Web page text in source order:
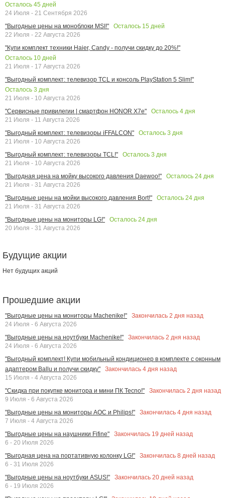
Осталось 45 дней
24 Июля - 21 Сентября 2026
"Выгодные цены на моноблоки MSI!"
Осталось 15 дней
22 Июля - 22 Августа 2026
"Купи комплект техники Haier, Candy - получи скидку до 20%!"
Осталось 10 дней
21 Июля - 17 Августа 2026
"Выгодный комплект: телевизор TCL и консоль PlayStation 5 Slim!"
Осталось 3 дня
21 Июля - 10 Августа 2026
"Сервисные привилегии | смартфон HONOR X7e"
Осталось 4 дня
21 Июля - 11 Августа 2026
"Выгодный комплект: телевизоры iFFALCON"
Осталось 3 дня
21 Июля - 10 Августа 2026
"Выгодный комплект: телевизоры TCL!"
Осталось 3 дня
21 Июля - 10 Августа 2026
"Выгодная цена на мойку высокого давления Daewoo!"
Осталось 24 дня
21 Июля - 31 Августа 2026
"Выгодные цены на мойки высокого давления Bort!"
Осталось 24 дня
21 Июля - 31 Августа 2026
"Выгодные цены на мониторы LG!"
Осталось 24 дня
20 Июля - 31 Августа 2026
Будущие акции
Нет будущих акций
Прошедшие акции
"Выгодные цены на мониторы Machenike!" Закончилась 2 дня назад
24 Июля - 6 Августа 2026
"Выгодные цены на ноутбуки Machenike!"
Закончилась 2 дня назад
24 Июля - 6 Августа 2026
"Выгодный комплект! Купи мобильный кондиционер в комплекте с оконным
адаптером Ballu и получи скидку"
Закончилась 4 дня назад
15 Июля - 4 Августа 2026
"Скидка при покупке монитора и мини ПК Tecno!"
Закончилась 2 дня назад
9 Июля - 6 Августа 2026
"Выгодные цены на мониторы AOC и Philips!"
Закончилась 4 дня назад
7 Июля - 4 Августа 2026
"Выгодные цены на наушники Fifine"
Закончилась 19 дней назад
6 - 20 Июля 2026
"Выгодная цена на портативную колонку LG!"
Закончилась 8 дней назад
6 - 31 Июля 2026
"Выгодные цены на ноутбуки ASUS!"
Закончилась 20 дней назад
6 - 19 Июля 2026